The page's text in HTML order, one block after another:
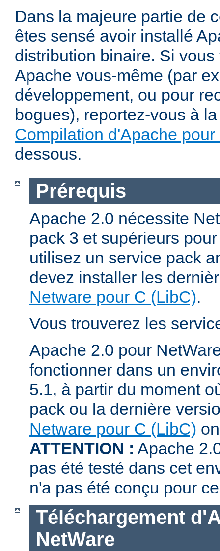
Dans la majeure partie de
êtes sensé avoir installé
distribution binaire. Si
Apache vous-même (par
développement, ou pour
bogues), reportez-vous à
Compilation d'Apache
dessous.
Prérequis
Apache 2.0 nécessite
pack 3 et supérieurs
utilisez un service pack
devez installer les
Netware pour C (LibC).
Vous trouverez les
Apache 2.0 pour
fonctionner dans un
5.1, à partir du moment
pack ou la dernière
Netware pour C (LibC)
ATTENTION : Apache
pas été testé dans cet
n'a pas été conçu pour
Téléchargement
NetWare